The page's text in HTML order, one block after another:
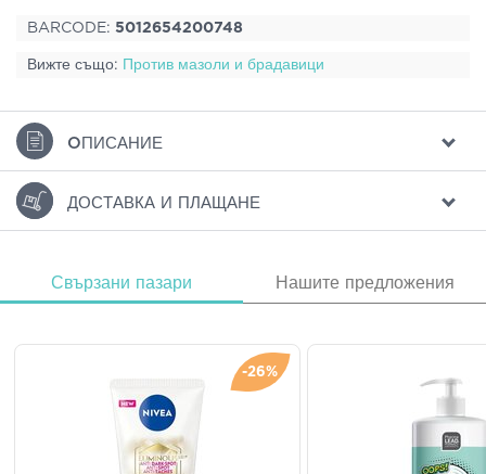
BARCODE: 5012654200748
Вижте също: Против мазоли и брадавици
ΟПИСАНИЕ
ДОСТАВКА И ПЛАЩАНЕ
Свързани пазари Нашите предложения
-26%